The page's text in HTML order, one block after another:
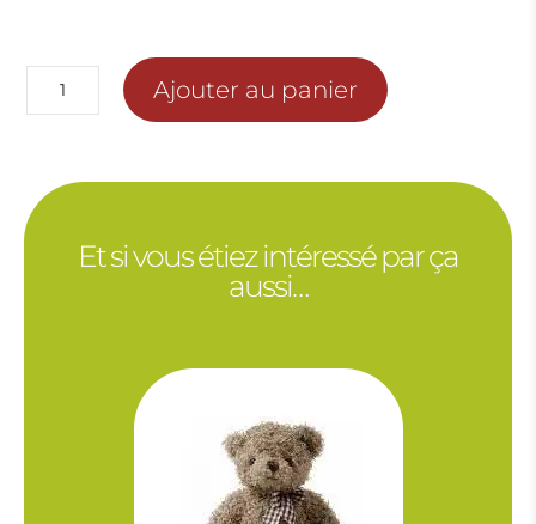
35.00€
quantité
de
TETES
Ajouter au panier
Et si vous étiez intéressé par ça
aussi…